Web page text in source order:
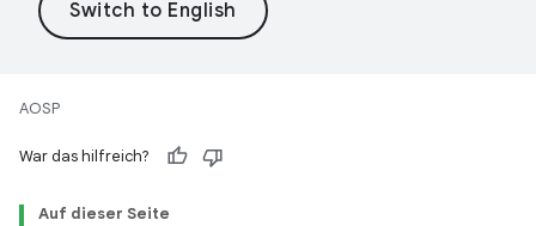
AOSP
War das hilfreich?
Auf dieser Seite